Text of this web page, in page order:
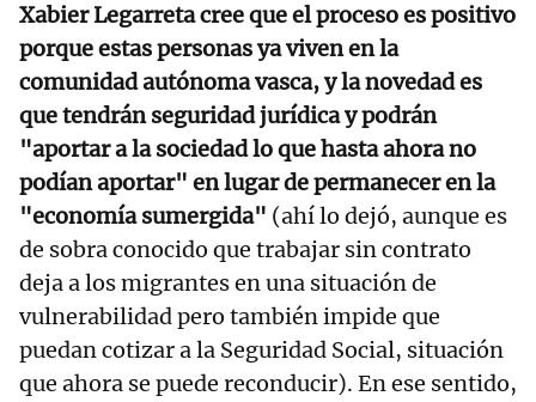
Xabier Legarreta cree que el proceso es positivo
porque estas personas ya viven en la
comunidad autónoma vasca, y la novedad es
que tendrán seguridad jurídica y podrán
"aportar a la sociedad lo que hasta ahora no
podían aportar" en lugar de permanecer en la
"economía sumergida" (ahí lo dejó, aunque es
de sobra conocido que trabajar sin contrato
deja a los migrantes en una situación de
vulnerabilidad pero también impide que
puedan cotizar a la Seguridad Social, situación
que ahora se puede reconducir). En ese sentido,